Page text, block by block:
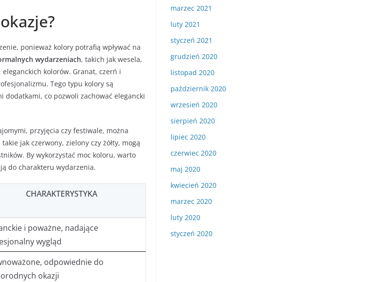
ponieważ kolory potrafią wpływać na
wydarzeniach, takich jak wesela,
kolorów. Granat, czerń i
Tego typu kolory są
dodatkami, co pozwoli zachować elegancki
przyjęcia czy festiwale, można
jak czerwony, zielony czy żółty, mogą
By wykorzystać moc koloru, warto
do charakteru wydarzenia.
CHARAKTERYSTYKA
i poważne, nadające
wygląd
odpowiednie do
okazji
marzec 2021
luty 2021
styczeń 2021
grudzień 2020
listopad 2020
październik 2020
wrzesień 2020
sierpień 2020
lipiec 2020
czerwiec 2020
maj 2020
kwiecień 2020
marzec 2020
luty 2020
styczeń 2020